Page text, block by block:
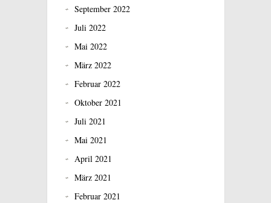
September 2022
Juli 2022
Mai 2022
März 2022
Februar 2022
Oktober 2021
Juli 2021
Mai 2021
April 2021
März 2021
Februar 2021